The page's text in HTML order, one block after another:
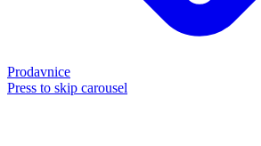
Prodavnice
Press to skip carousel